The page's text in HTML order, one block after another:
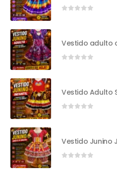
Vestido adulto
Vestido Adulto
Vestido Junino